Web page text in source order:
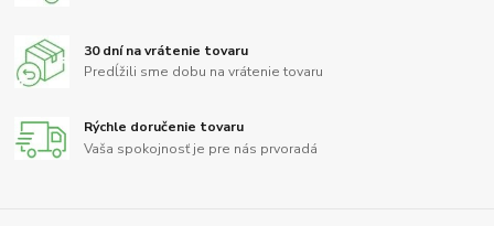
30 dní na vrátenie tovaru
Predĺžili sme dobu na vrátenie tovaru
Rýchle doručenie tovaru
Vaša spokojnosť je pre nás prvoradá